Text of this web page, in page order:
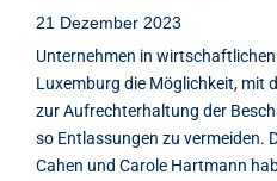
21 Dezember 2023
Unternehmen in
Luxemburg die Möglichkeit, mit
zur Aufrechterhaltung der
so Entlassungen zu vermeiden.
Cahen und Carole Hartmann